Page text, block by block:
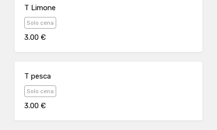
T Limone
Solo cena
3.00 €
T pesca
Solo cena
3.00 €